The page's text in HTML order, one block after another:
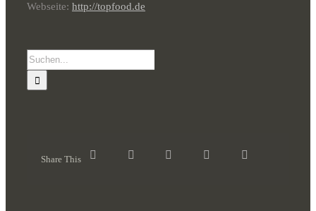
Webseite: http://topfood.de
Suche
nach:
Share This